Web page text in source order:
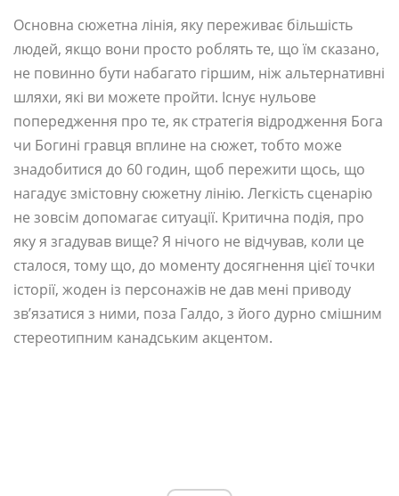
Основна сюжетна лінія, яку переживає більшість
людей, якщо вони просто роблять те, що їм сказано,
не повинно бути набагато гіршим, ніж альтернативні
шляхи, які ви можете пройти. Існує нульове
попередження про те, як стратегія відродження Бога
чи Богині гравця вплине на сюжет, тобто може
знадобитися до 60 годин, щоб пережити щось, що
нагадує змістовну сюжетну лінію. Легкість сценарію
не зовсім допомагає ситуації. Критична подія, про
яку я згадував вище? Я нічого не відчував, коли це
сталося, тому що, до моменту досягнення цієї точки
історії, жоден із персонажів не дав мені приводу
зв’язатися з ними, поза Галдо, з його дурно смішним
стереотипним канадським акцентом.